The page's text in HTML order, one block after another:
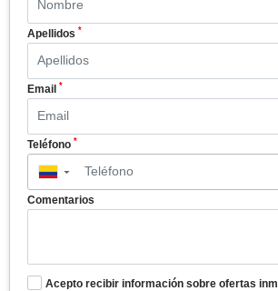
Apellidos *
Email *
Teléfono *
▼
Comentarios
Acepto recibir información sobre ofertas